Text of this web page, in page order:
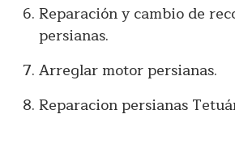
Reparación y cambio de
persianas.
Arreglar motor persianas.
Reparacion persianas